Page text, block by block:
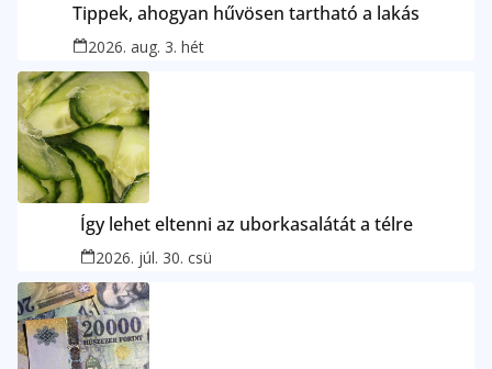
Tippek, ahogyan hűvösen tartható a lakás
2026. aug. 3. hét
Így lehet eltenni az uborkasalátát a télre
2026. júl. 30. csü